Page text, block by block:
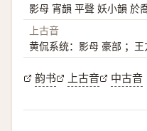
影母 宵韻 平聲 妖小韻 於
上古音
黄侃系统：影母 豪部 ；王
韵书 上古音 中古音